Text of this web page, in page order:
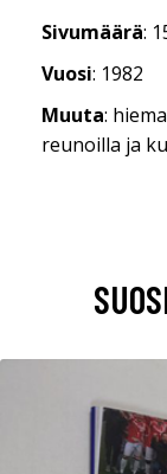
Sivumäärä:
Vuosi: 1982
Muuta:
reunoilla ja